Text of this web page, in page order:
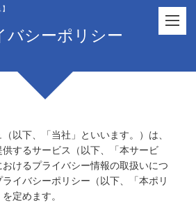
バシーポリシー
以下、「当社」といいます。）は、
するサービス（以下、「本サービ
けるプライバシー情報の取扱いにつ
イバシーポリシー（以下、「本ポリ
定めます。